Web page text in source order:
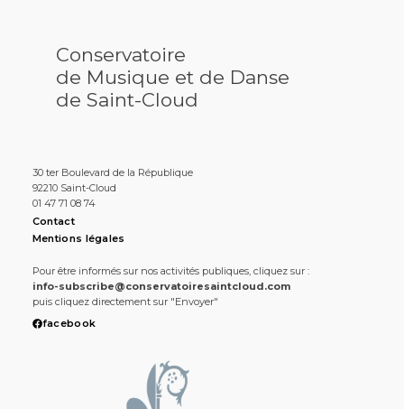
Conservatoire
de Musique et de Danse
de Saint-Cloud
30 ter Boulevard de la République
92210 Saint-Cloud
01 47 71 08 74
Contact
Mentions légales
Pour être informés sur nos activités publiques, cliquez sur :
info-subscribe@conservatoiresaintcloud.com
puis cliquez directement sur "Envoyer"
facebook